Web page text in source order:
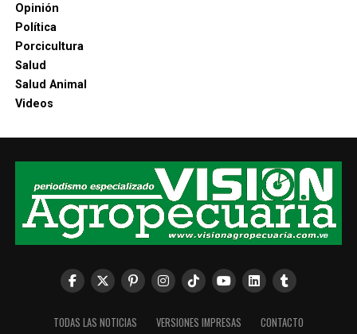
Opinión
Política
Porcicultura
Salud
Salud Animal
Videos
TODAS LAS NOTICIAS VERSIONES IMPRESAS CONTACTO